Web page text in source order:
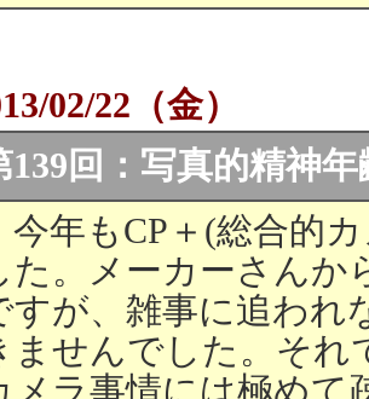
02/22（金）
139回：写真的精神年
年もCP＋(総合的
た。メーカーさん
すが、雑事に追われ
ませんでした。それ
メラ事情には極めて